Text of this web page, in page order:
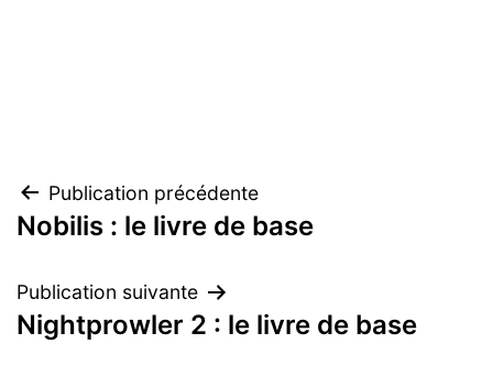
Navigation
de
l’article
Publication précédente
Nobilis : le livre de base
Publication suivante
Nightprowler 2 : le livre de base